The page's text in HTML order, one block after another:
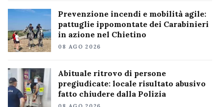
Prevenzione incendi e mobilità agile:
pattuglie ippomontate dei Carabinieri
in azione nel Chietino
08 AGO 2026
Abituale ritrovo di persone
pregiudicate: locale risultato abusivo
fatto chiudere dalla Polizia